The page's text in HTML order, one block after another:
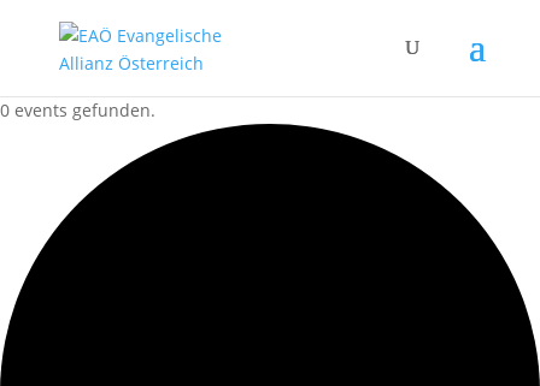
0 events gefunden.